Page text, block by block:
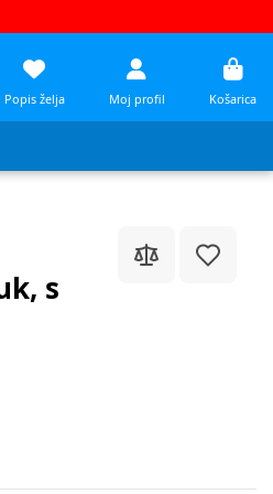
Popis želja Moj profil Košarica
s